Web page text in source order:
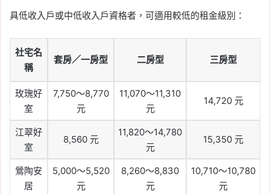
具低收入戶或中低收入戶資格者，可適用較低的租金級別：
社宅名
稱
套房／一房型 二房型 三房型
玫瑰好
室
7,750～8,770
元
11,070～11,310
元
14,720 元
江翠好
室
8,560 元
11,820～14,780
元
15,350 元
鶯陶安
居
5,000～5,520
元
8,260～8,830
元
10,710～10,780
元